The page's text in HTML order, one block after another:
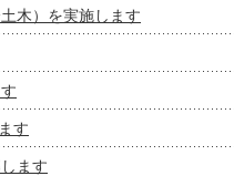
木）を実施します
す
ます